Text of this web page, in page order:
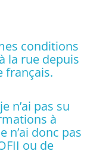
conditions
la rue depuis
français.
n’ai pas su
à
n’ai donc pas
ou de